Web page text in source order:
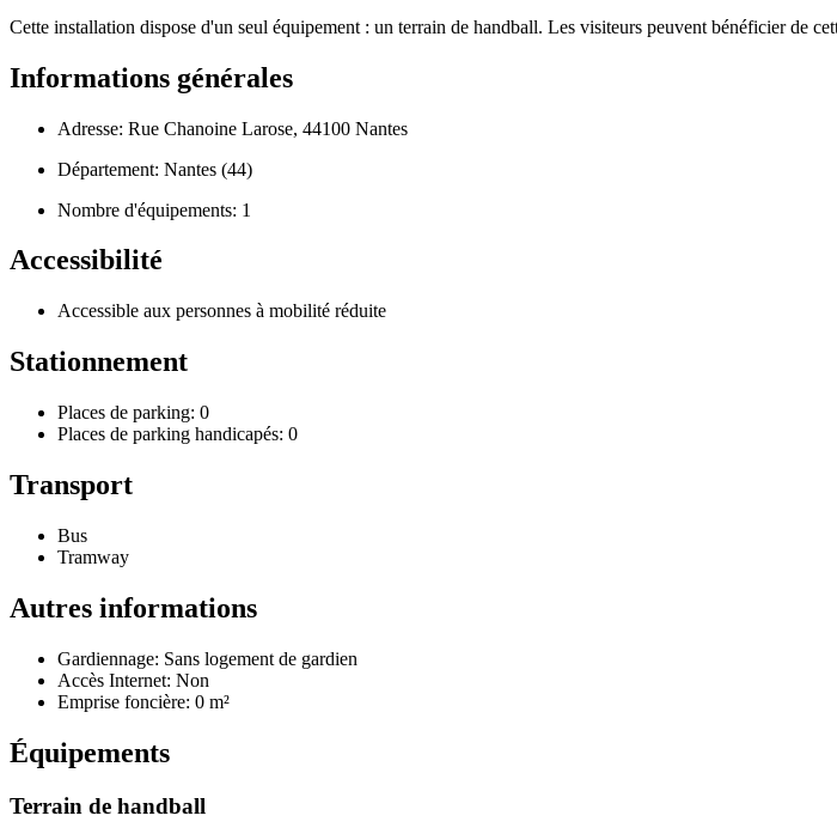
Cette installation dispose d'un seul équipement : un terrain de handball. Les visiteurs peuvent bénéficier de
Informations générales
Adresse: Rue Chanoine Larose, 44100 Nantes
Département: Nantes (44)
Nombre d'équipements: 1
Accessibilité
Accessible aux personnes à mobilité réduite
Stationnement
Places de parking: 0
Places de parking handicapés: 0
Transport
Bus
Tramway
Autres informations
Gardiennage: Sans logement de gardien
Accès Internet: Non
Emprise foncière: 0 m²
Équipements
Terrain de handball